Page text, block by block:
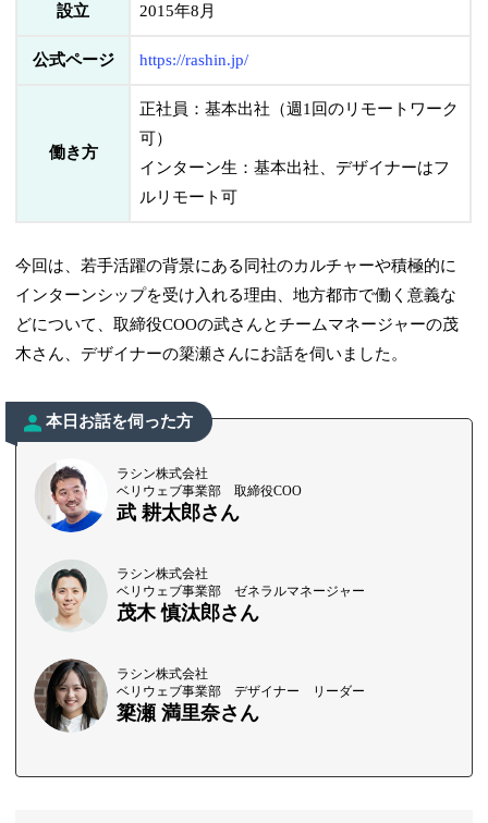
設立 2015年8月
公式ページ https://rashin.jp/
働き方
正社員：基本出社（週1回のリモートワーク
可）
インターン生：基本出社、デザイナーはフ
ルリモート可
今回は、若手活躍の背景にある同社のカルチャーや積極的に
インターンシップを受け入れる理由、地方都市で働く意義な
どについて、取締役COOの武さんとチームマネージャーの茂
木さん、デザイナーの簗瀬さんにお話を伺いました。
本日お話を伺った方
ラシン株式会社
ベリウェブ事業部 取締役COO
武 耕太郎さん
ラシン株式会社
ベリウェブ事業部 ゼネラルマネージャー
茂木 慎汰郎さん
ラシン株式会社
ベリウェブ事業部 デザイナー リーダー
簗瀬 満里奈さん